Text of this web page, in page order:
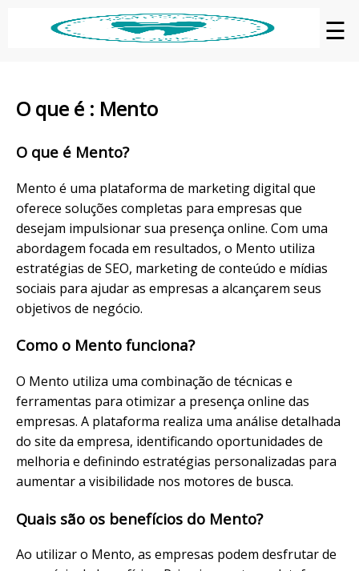
☰
O que é : Mento
O que é Mento?
Mento é uma plataforma de marketing digital que
oferece soluções completas para empresas que
desejam impulsionar sua presença online. Com uma
abordagem focada em resultados, o Mento utiliza
estratégias de SEO, marketing de conteúdo e mídias
sociais para ajudar as empresas a alcançarem seus
objetivos de negócio.
Como o Mento funciona?
O Mento utiliza uma combinação de técnicas e
ferramentas para otimizar a presença online das
empresas. A plataforma realiza uma análise detalhada
do site da empresa, identificando oportunidades de
melhoria e definindo estratégias personalizadas para
aumentar a visibilidade nos motores de busca.
Quais são os benefícios do Mento?
Ao utilizar o Mento, as empresas podem desfrutar de